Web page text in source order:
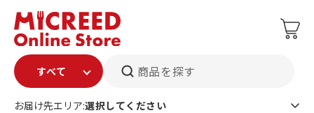
商品を探す
お届け先エリア:選択してください